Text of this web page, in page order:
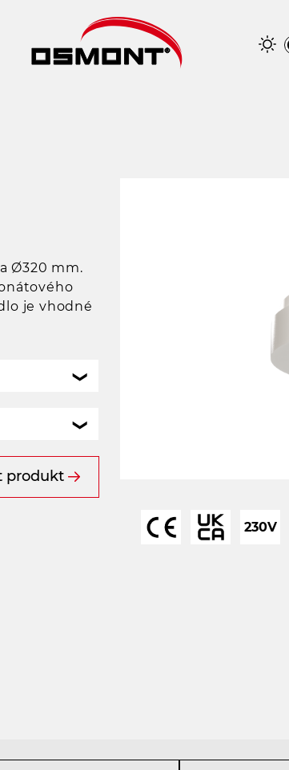
Ø320 mm.
je vhodné
produkt
230V